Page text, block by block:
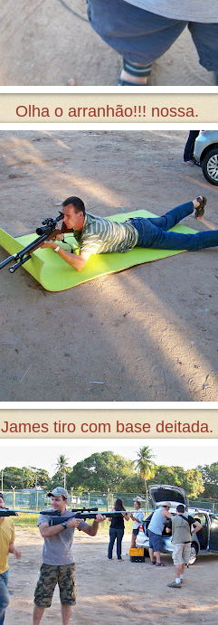
Olha o arranhão!!! nossa.
James tiro com base deitada.